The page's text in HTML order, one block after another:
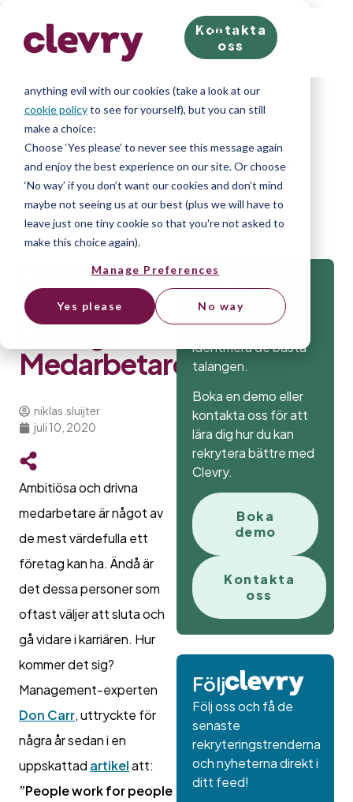
We know right? These cookie pop-ups can really ruin
your visit, so we’ll make this quick. This website does
anything evil with our cookies (take a look at our
cookie policyto see for yourself), but you can still
make a choice:
Choose ‘Yes please’ to never see this message again
and enjoy the best experience on our site. Or choose
‘No way’ if you don’t want our cookies and don’t mind
maybe not seeing us at our best (plus we will have to
leave just one tiny cookie so that you're not asked to
make this choice again).
Manage Preferences
Yes please No way
Kontakta
oss
Home»Blog »Därför Slutar Duktiga
Medarbetare
Därför
Slutar
Duktiga
Medarbetare
niklas.sluijter
juli 10, 2020
Ambitiösa och drivna
medarbetare är något av
de mest värdefulla ett
företag kan ha. Ändå är
det dessa personer som
oftast väljer att sluta och
gå vidare i karriären. Hur
kommer det sig?
Management-experten
Don Carr, uttryckte för
några år sedan i en
uppskattad artikelatt:
”People work for people
Alla testverktyg du
behöver för att
identifiera de bästa
talangen.
Boka en demo eller
kontakta oss för att
lära dig hur du kan
rekrytera bättre med
Clevry.
Boka
demo
Kontakta
oss
Följ
Följ oss och få de
senaste
rekryteringstrenderna
och nyheterna direkt i
ditt feed!